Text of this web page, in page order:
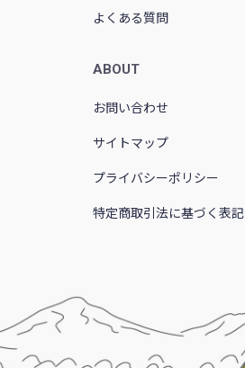
よくある質問
ABOUT
お問い合わせ
サイトマップ
プライバシーポリシー
特定商取引法に基づく表記